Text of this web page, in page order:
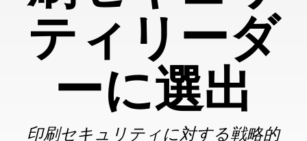
ティリーダ
ーに選出
印刷セキュリティに対する戦略的